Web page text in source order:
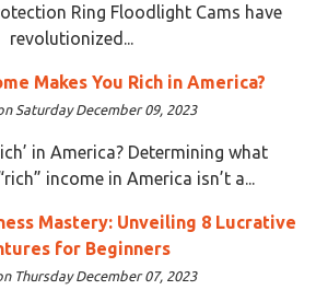
Ring Floodlight Cams have
revolutionized...
Makes You Rich in America?
Saturday December 09, 2023
in America? Determining what
income in America isn’t a...
Mastery: Unveiling 8 Lucrative
for Beginners
Thursday December 07, 2023